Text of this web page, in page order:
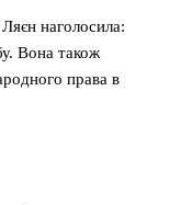
наголосила:
Вона також
права в